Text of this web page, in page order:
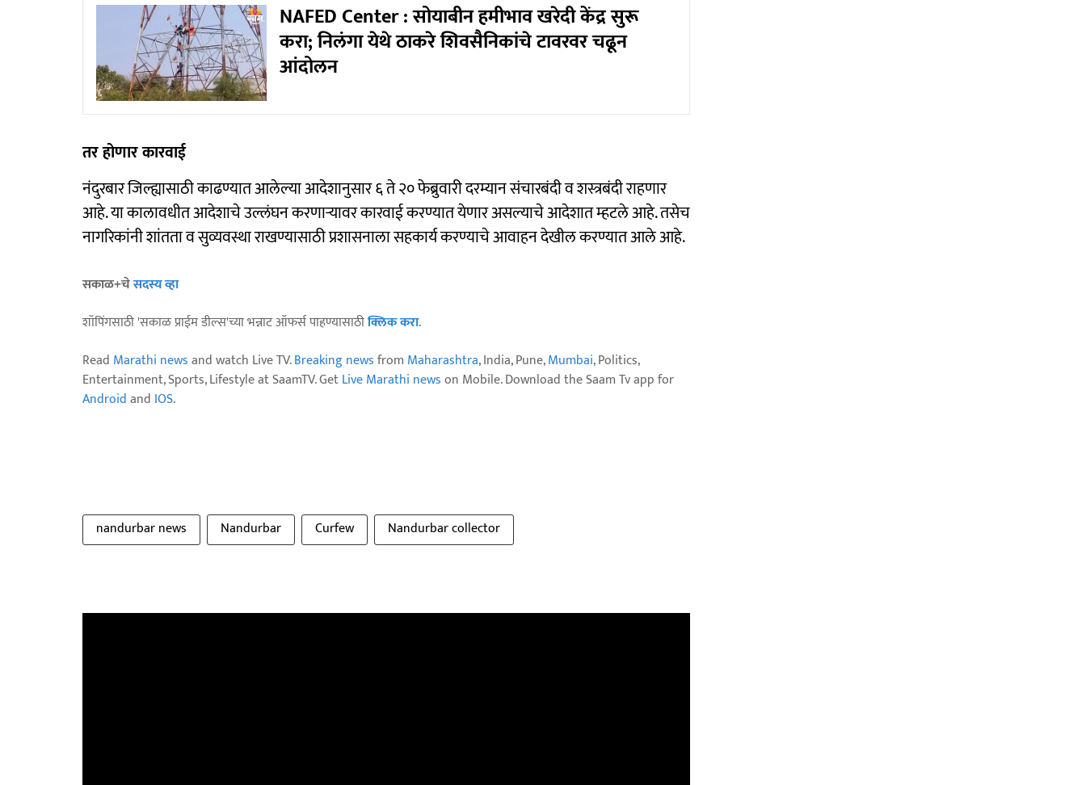
NAFED Center : सोयाबीन हमीभाव खरेदी केंद्र सुरू
करा; निलंगा येथे ठाकरे शिवसैनिकांचे टावरवर चढून
आंदोलन
तर होणार कारवाई
नंदुरबार जिल्ह्यासाठी काढण्यात आलेल्या आदेशानुसार ६ ते २० फेब्रुवारी दरम्यान संचारबंदी व शस्त्रबंदी राहणार
आहे. या कालावधीत आदेशाचे उल्लंघन करणाऱ्यावर कारवाई करण्यात येणार असल्याचे आदेशात म्हटले आहे. तसेच
नागरिकांनी शांतता व सुव्यवस्था राखण्यासाठी प्रशासनाला सहकार्य करण्याचे आवाहन देखील करण्यात आले आहे.
सकाळ+चेसदस्य व्हा
शॉपिंगसाठी 'सकाळ प्राईम डील्स'च्या भन्नाट ऑफर्स पाहण्यासाठीक्लिक करा.
Read Marathi newsand watch Live TV.Breaking newsfrom Maharashtra, India, Pune,Mumbai, Politics,
Entertainment, Sports, Lifestyle at SaamTV. GetLive Marathi newson Mobile. Download the Saam Tv app for
Androidand IOS.
nandurbar news Nandurbar Curfew Nandurbar collector